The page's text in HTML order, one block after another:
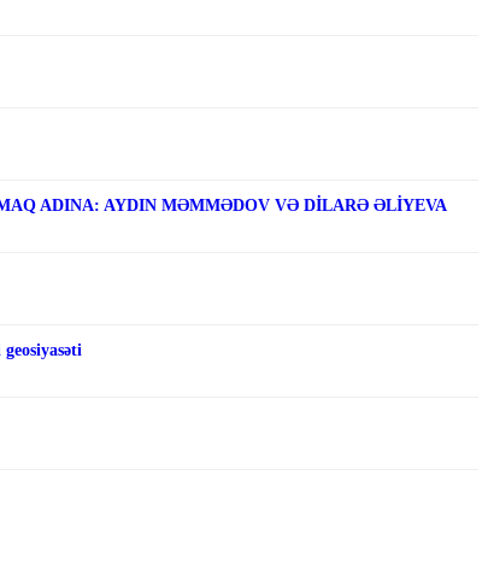
ADINA: AYDIN MƏMMƏDOV VƏ DİLARƏ ƏLİYEVA